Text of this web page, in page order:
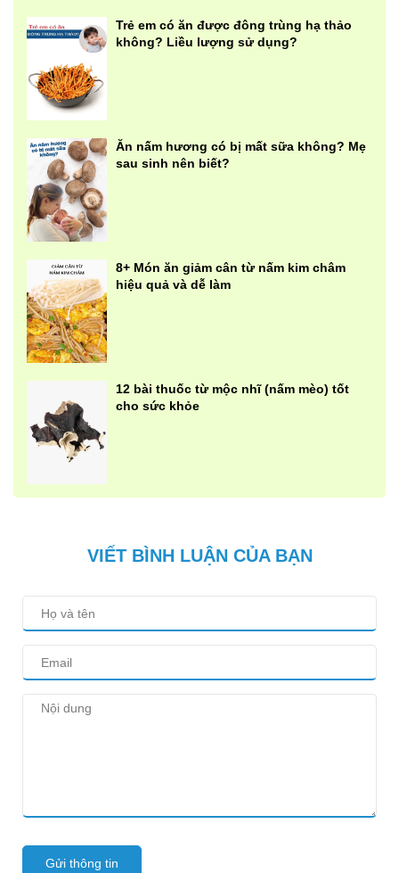
Trẻ em có ăn được đông trùng hạ thảo
không? Liều lượng sử dụng?
Ăn nấm hương có bị mất sữa không? Mẹ
sau sinh nên biết?
8+ Món ăn giảm cân từ nấm kim châm
hiệu quả và dễ làm
12 bài thuốc từ mộc nhĩ (nấm mèo) tốt
cho sức khỏe
VIẾT BÌNH LUẬN CỦA BẠN
Gửi thông tin